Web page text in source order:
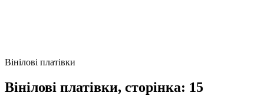
Вінілові платівки
Вінілові платівки, сторінка: 15